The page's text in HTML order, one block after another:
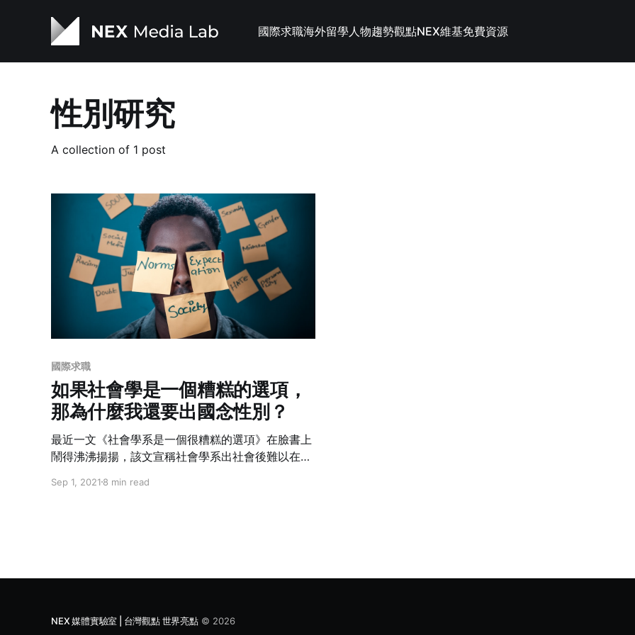
國際求職海外留學人物趨勢觀點NEX維基免費資源
性別研究
A collection of 1 post
國際求職
如果社會學是一個糟糕的選項，
那為什麼我還要出國念性別？
最近一文《社會學系是一個很糟糕的選項》在臉書上
鬧得沸沸揚揚，該文宣稱社會學系出社會後難以在職
輸滿滿的加害與被害情結，最後該文也不認為社會系
出國念「性別」呢？
Sep 1, 2021 8 min read
NEX 媒體實驗室 | 台灣觀點 世界亮點© 2026